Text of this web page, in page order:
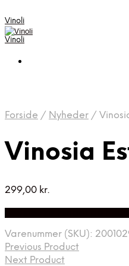
Vinoli
Vinoli
Forside / Nyheder /
Vinosia
299,00 kr.
Varenummer (SKU):
Previous Product
Next Product